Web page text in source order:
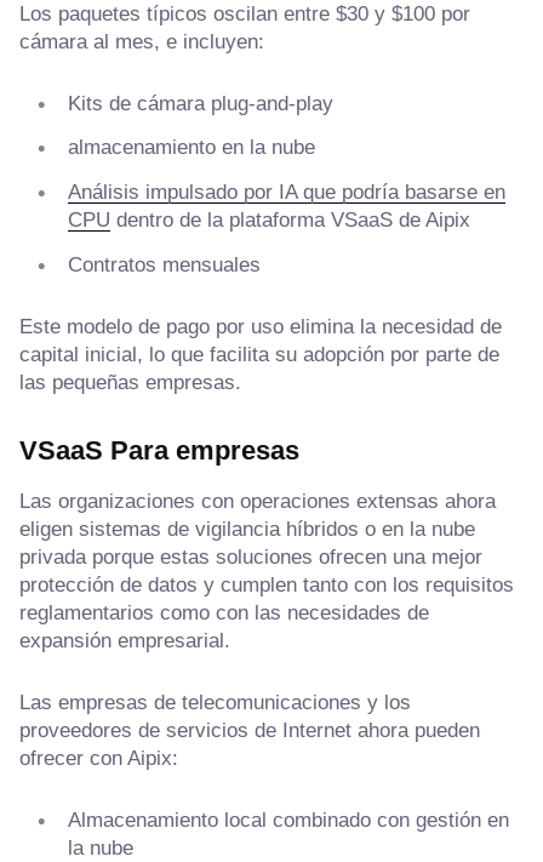
Los paquetes típicos oscilan entre $30 y $100 por
cámara al mes, e incluyen:
Kits de cámara plug-and-play
almacenamiento en la nube
Análisis impulsado por IA que podría basarse en
CPU dentro de la plataforma VSaaS de Aipix
Contratos mensuales
Este modelo de pago por uso elimina la necesidad de
capital inicial, lo que facilita su adopción por parte de
las pequeñas empresas.
VSaaS Para empresas
Las organizaciones con operaciones extensas ahora
eligen sistemas de vigilancia híbridos o en la nube
privada porque estas soluciones ofrecen una mejor
protección de datos y cumplen tanto con los requisitos
reglamentarios como con las necesidades de
expansión empresarial.
Las empresas de telecomunicaciones y los
proveedores de servicios de Internet ahora pueden
ofrecer con Aipix:
Almacenamiento local combinado con gestión en
la nube